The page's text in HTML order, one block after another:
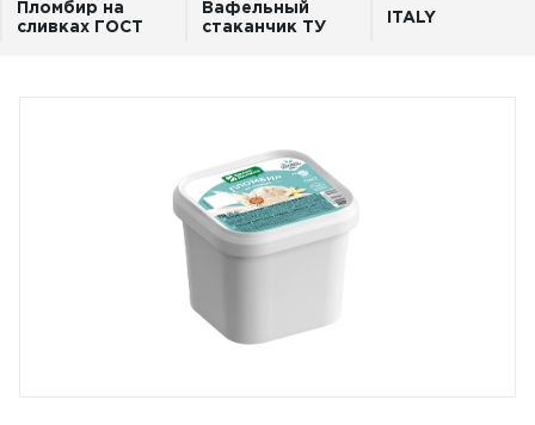
Пломбир на
сливках ГОСТ
Вафельный
стаканчик ТУ
ITALY